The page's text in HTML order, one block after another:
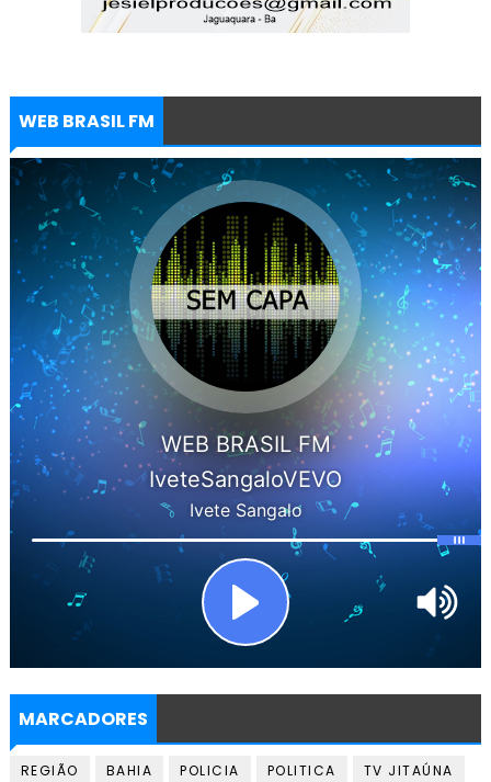
WEB BRASIL FM
MARCADORES
REGIÃO BAHIA POLICIA POLITICA
TV JITAÚNA